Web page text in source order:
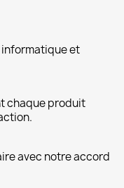
informatique et
chaque produit
avec notre accord